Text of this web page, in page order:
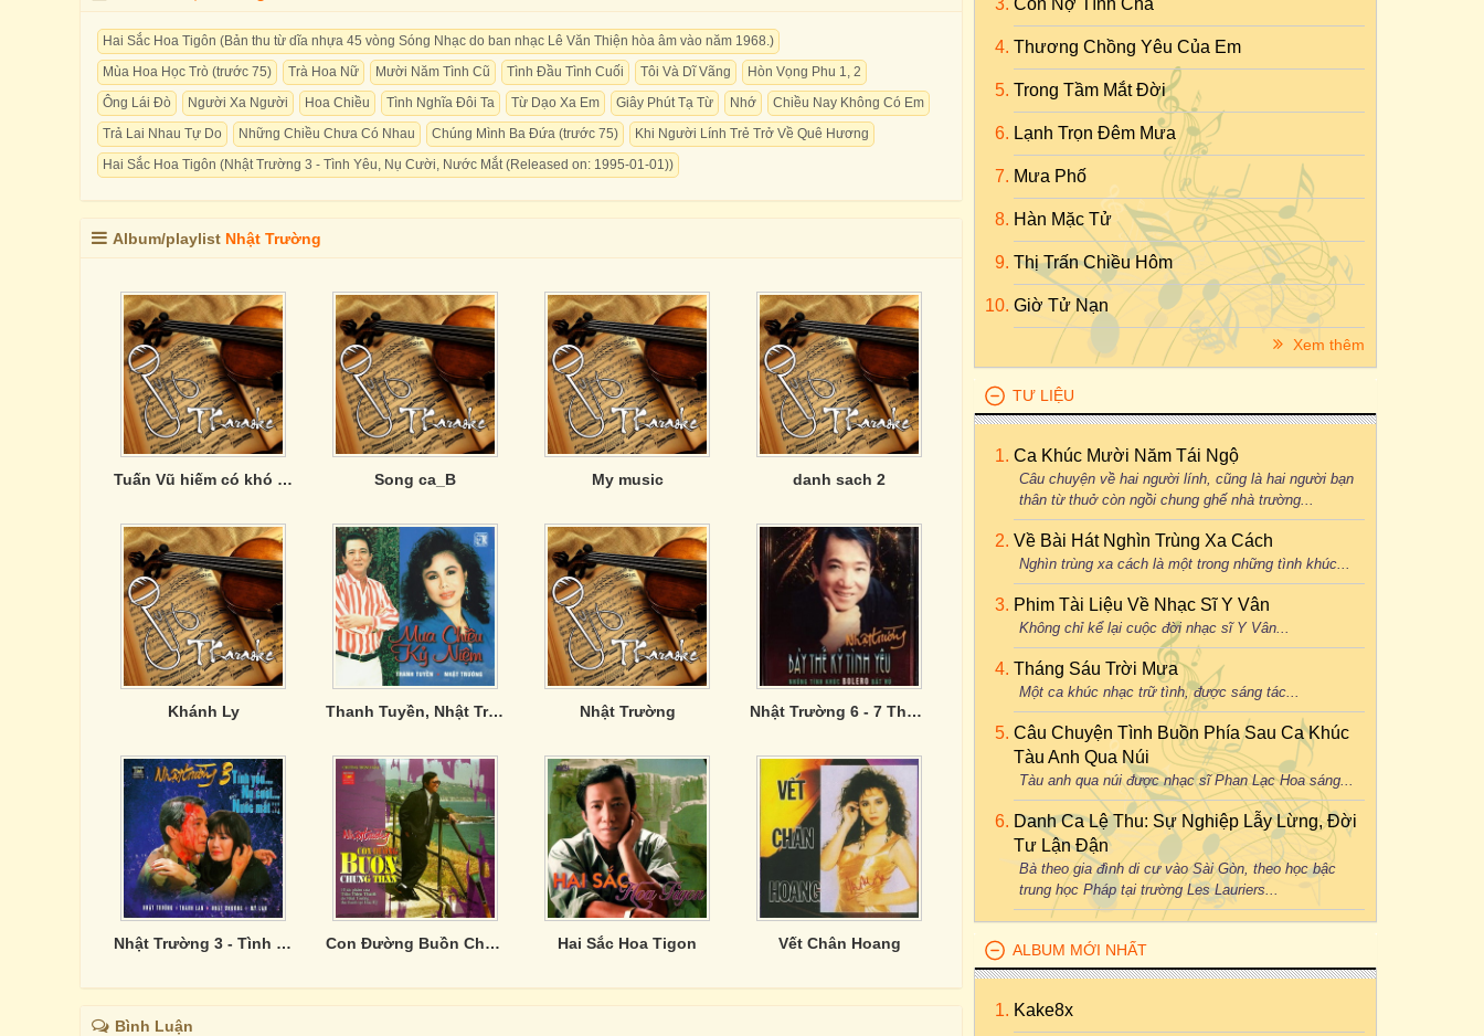
Hai Sắc Hoa Tigôn (Bản thu từ dĩa nhựa 45 vòng Sóng Nhạc do ban nhạc Lê Văn Thiện hòa âm vào năm 1968.)
Mùa Hoa Học Trò (trước 75)
Trà Hoa Nữ Mười Năm Tình Cũ Tình Đầu Tình Cuối Tôi Và Dĩ Vãng
Hòn Vọng Phu 1, 2
Ông Lái Đò
Người Xa Người Hoa Chiều Tình Nghĩa Đôi Ta Từ Dạo Xa Em Giây Phút Tạ Từ Nhớ
Chiều Nay Không Có Em
Trả Lai Nhau Tự Do
Những Chiều Chưa Có Nhau Chúng Mình Ba Đứa (trước 75)
Khi Người Lính Trẻ Trở Về Quê Hương
Hai Sắc Hoa Tigôn (Nhật Trường 3 - Tình Yêu, Nụ Cười, Nước Mắt (Released on: 1995-01-01))
Album/playlist Nhật Trường
Tuấn Vũ hiếm có khó tìm Song ca_B My music danh sach 2
Khánh Ly Thanh Tuyền, Nhật Trường - Mưa Chiều Kỷ Niệm Nhật Trường Nhật Trường 6 - 7 Thế Kỷ Tình Yêu
Nhật Trường 3 - Tình Yêu Nụ Cười Nước Mắt Con Đường Buồn Chung Thân Hai Sắc Hoa Tigon Vết Chân Hoang
Bình Luận
Con Nợ Tình Cha
Thương Chồng Yêu Của Em
Trong Tầm Mắt Đời
Lạnh Trọn Đêm Mưa
Mưa Phố
Hàn Mặc Tử
Thị Trấn Chiều Hôm
Giờ Tử Nạn
Xem thêm
TƯ LIỆU
Ca Khúc Mười Năm Tái Ngộ
Câu chuyện về hai người lính, cũng là hai người bạn
thân từ thuở còn ngồi chung ghế nhà trường...
Về Bài Hát Nghìn Trùng Xa Cách
Nghìn trùng xa cách là một trong những tình khúc...
Phim Tài Liệu Về Nhạc Sĩ Y Vân
Không chỉ kể lại cuộc đời nhạc sĩ Y Vân...
Tháng Sáu Trời Mưa
Một ca khúc nhạc trữ tình, được sáng tác...
Câu Chuyện Tình Buồn Phía Sau Ca Khúc
Tàu Anh Qua Núi
Tàu anh qua núi được nhạc sĩ Phan Lạc Hoa sáng...
Danh Ca Lệ Thu: Sự Nghiệp Lẫy Lừng, Đời
Tư Lận Đận
Bà theo gia đình di cư vào Sài Gòn, theo học bậc
trung học Pháp tại trường Les Lauriers...
ALBUM MỚI NHẤT
Kake8x